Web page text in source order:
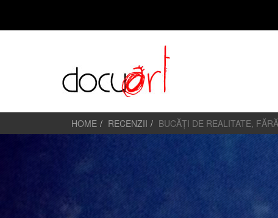
HOME RECENZII BUCĂȚI DE REALITATE,